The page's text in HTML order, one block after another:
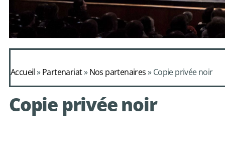
Daphnis et
de
avec le choeur de chambre
Accueil»Partenariat»Nos partenaires»Copie privée noir
Copie privée noir